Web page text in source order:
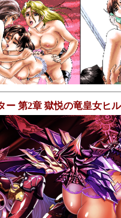
ー 第2章 獄悦の竜皇女ヒ